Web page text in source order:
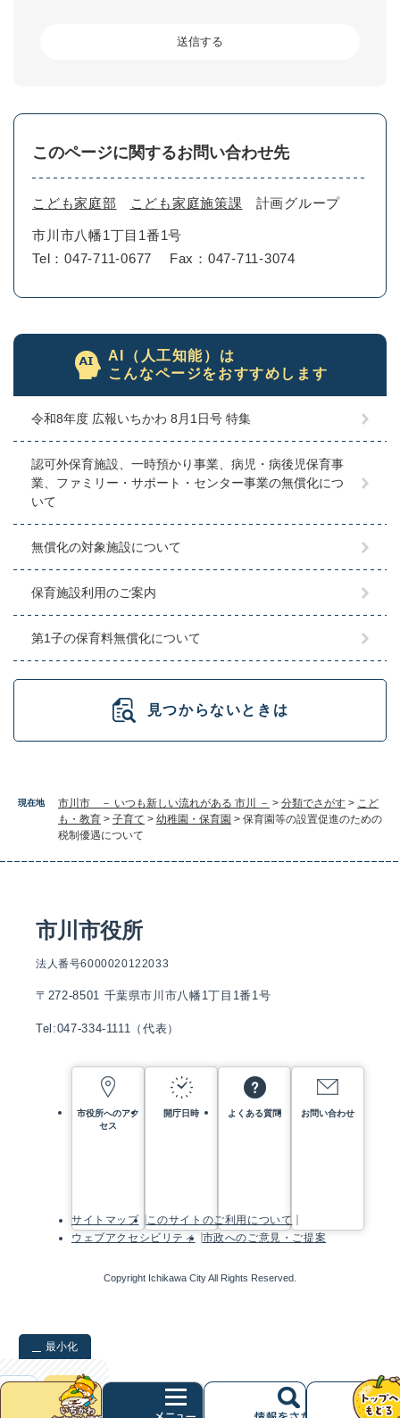
現在地 市川市 － いつも新しい流れがある 市川 － > 分類でさがす > こど
も・教育 > 子育て > 幼稚園・保育園 > 保育園等の設置促進のための
税制優遇について
このページに関するお問い合わせ先
こども家庭部 こども家庭施策課 計画グループ
市川市八幡1丁目1番1号
Tel：047-711-0677
Fax：047-711-3074
AI（人工知能）は
こんなページをおすすめします
令和8年度 広報いちかわ 8月1日号 特集
認可外保育施設、一時預かり事業、病児・病後児保育事
業、ファミリー・サポート・センター事業の無償化につ
いて
無償化の対象施設について
保育施設利用のご案内
第1子の保育料無償化について
見つからないときは
市川市役所
法人番号6000020122033
〒272-8501 千葉県市川市八幡1丁目1番1号
Tel:047-334-1111（代表）
市役所へのアク
セス
開庁日時 よくある質問 お問い合わせ
サイトマップ
このサイトのご利用について
ウェブアクセシビリティ
市政へのご意見・ご提案
Copyright Ichikawa City All Rights Reserved.
最小化
検索
クリア